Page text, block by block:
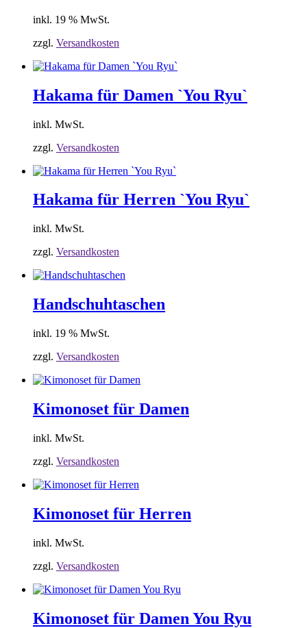
inkl. 19 % MwSt.
zzgl. Versandkosten
Hakama für Damen `You Ryu`
inkl. MwSt.
zzgl. Versandkosten
Hakama für Herren `You Ryu`
inkl. MwSt.
zzgl. Versandkosten
Handschuhtaschen
inkl. 19 % MwSt.
zzgl. Versandkosten
Kimonoset für Damen
inkl. MwSt.
zzgl. Versandkosten
Kimonoset für Herren
inkl. MwSt.
zzgl. Versandkosten
Kimonoset für Damen You Ryu